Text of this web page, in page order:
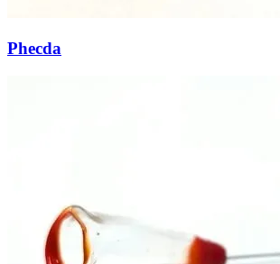
Phecda